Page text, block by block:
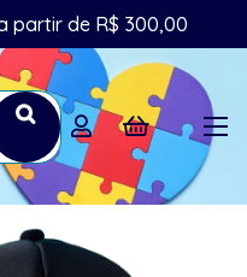
partir de R$ 300,00